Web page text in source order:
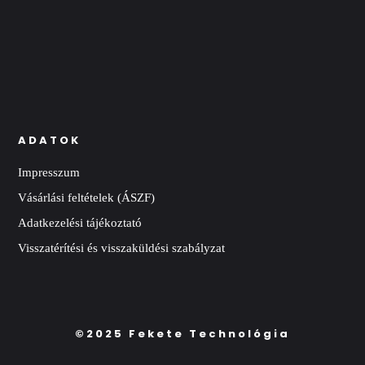
ADATOK
Impresszum
Vásárlási feltételek (ÁSZF)
Adatkezelési tájékoztató
Visszatérítési és visszaküldési szabályzat
©2025 Fekete Technológia